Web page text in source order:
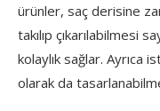
ürünler, saç derisine
takılıp çıkarılabilmesi
kolaylık sağlar. Ayrıca
olarak da